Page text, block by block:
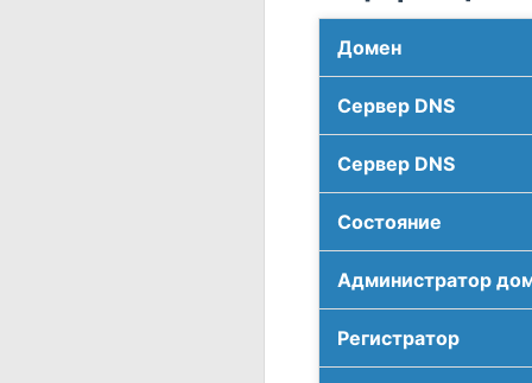
Домен
Сервер DNS
Сервер DNS
Соcтояние
Администратор
Регистратор